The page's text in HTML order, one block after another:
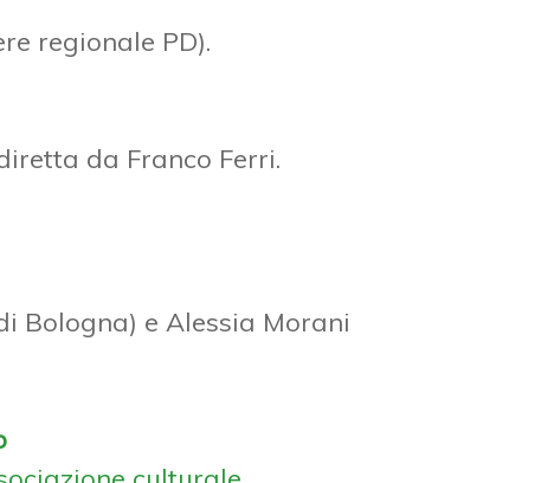
regionale PD).
da Franco Ferri.
Bologna) e Alessia Morani